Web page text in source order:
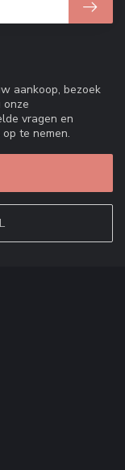
aankoop, bezoek
onze
vragen en
te nemen.